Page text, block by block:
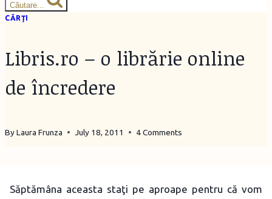
Căutare...
CĂRŢI
Libris.ro – o librărie online
de încredere
ByLaura Frunza July 18, 2011 4 Comments
Săptămâna aceasta staţi pe aproape pentru că vom